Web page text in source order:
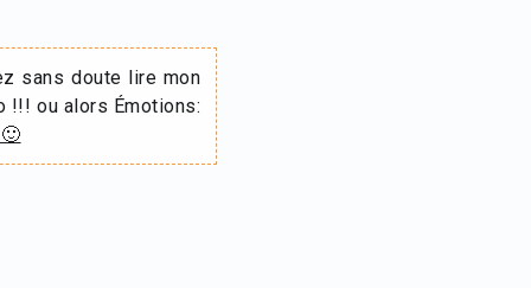
sans doute lire mon
!!! ou alors Émotions: